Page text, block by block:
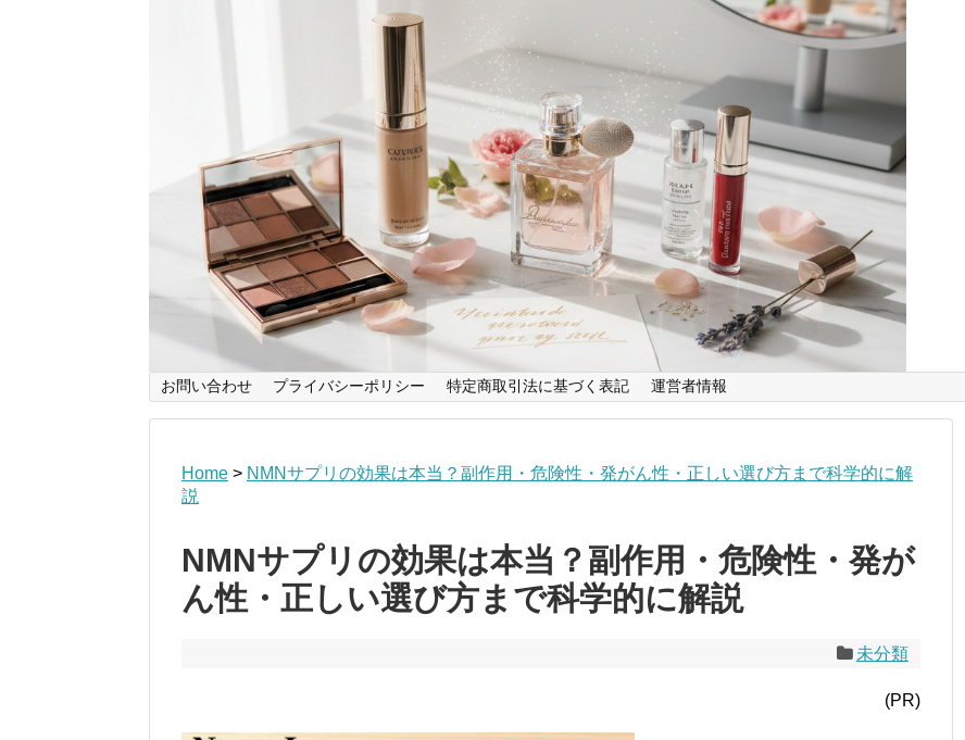
お問い合わせ プライバシーポリシー 特定商取引法に基づく表記 運営者情報
Home > NMNサプリの効果は本当？副作用・危険性・発がん性・正しい選び方まで科学的に解
説
NMNサプリの効果は本当？副作用・危険性・発が
ん性・正しい選び方まで科学的に解説
未分類
(PR)